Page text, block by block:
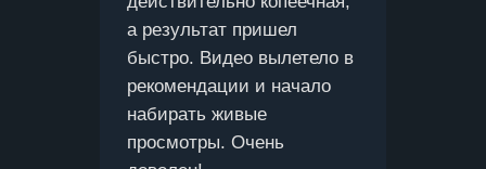
а результат пришел
быстро. Видео вылетело в
рекомендации и начало
набирать живые
просмотры. Очень